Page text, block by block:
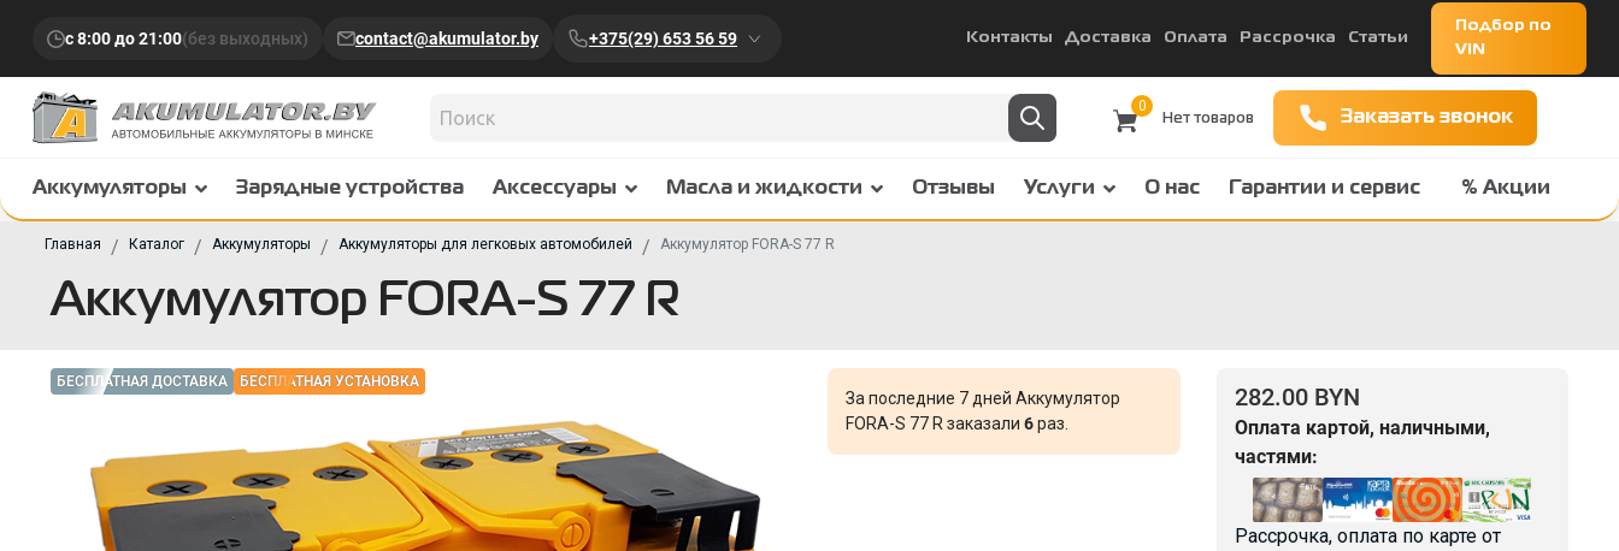
с 8:00 до 21:00(без выходных) contact@akumulator.by +375(29) 653 56 59 Контакты Доставка Оплата Рассрочка Статьи
Подбор по
VIN
0
Заказать звонок
Аккумуляторы Зарядные устройства Аксессуары Масла и жидкости Отзывы Услуги О нас Гарантии и сервис % Акции
Главная Каталог Аккумуляторы Аккумуляторы для легковых автомобилей Аккумулятор FORA-S 77 R
Аккумулятор FORA-S 77 R
БЕСПЛАТНАЯ ДОСТАВКА БЕСПЛАТНАЯ УСТАНОВКА
За последние 7 дней Аккумулятор
FORA-S 77 R заказали 6раз.
282.00 BYN
Оплата картой, наличными,
частями:
Рассрочка, оплата по карте от